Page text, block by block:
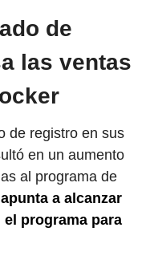
de
las ventas
de registro en sus
en un aumento
al programa de
apunta a alcanzar
el programa para